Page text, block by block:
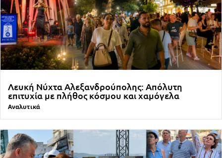
Λευκή Νύχτα Αλεξανδρούπολης: Απόλυτη
επιτυχία με πλήθος κόσμου και χαμόγελα
Αναλυτικά